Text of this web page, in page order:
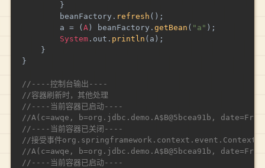
}
		beanFactory
. refresh ( ) ;
		a
= ( A ) beanFactory . getBean ( "a" ) ;
System . out . println ( a ) ;
}
}
//----控制台输出----
//容器刷新时，其他处理
//----当前容器已启动----
//A(c=awqe, b=org.jdbc.demo.A$B@5bcea91b, date=Fri
//----当前容器已关闭----
//接受事件
//A(c=awqe, b=org.jdbc.demo.A$B@5bcea91b, date=Fri
//----当前容器已启动----